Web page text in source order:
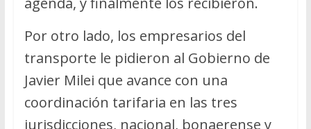
Por otro lado, los empresarios del
transporte le pidieron al Gobierno de
Javier Milei que avance con una
coordinación tarifaria en las tres
jurisdicciones, nacional, bonaerense y